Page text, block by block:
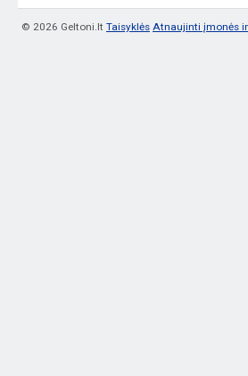
© 2026 Geltoni.lt Taisyklės Atnaujinti įmonės